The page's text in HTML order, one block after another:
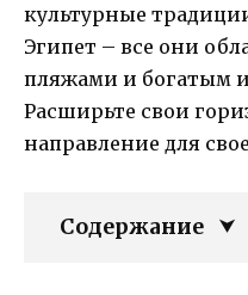
культурные
Эгипет – все они
пляжами и богатым
Расширьте свои
направление для
Содержание